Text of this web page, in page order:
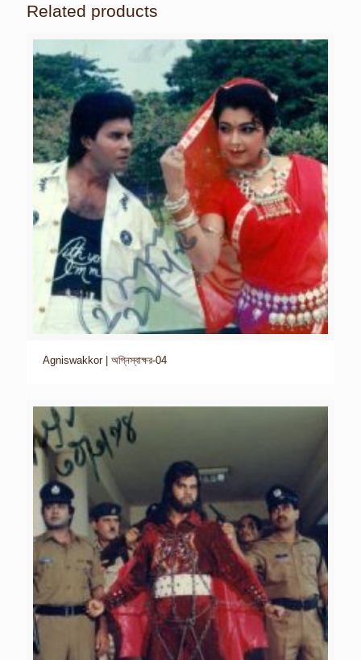
Related products
Agniswakkor | অগ্নিস্বাক্ষর-04